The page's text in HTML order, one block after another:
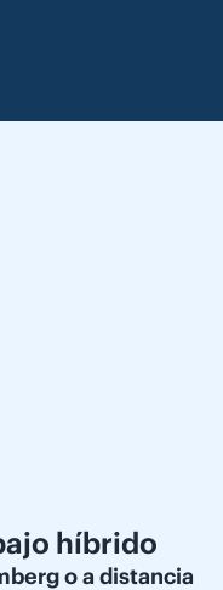
híbrido
o a distancia